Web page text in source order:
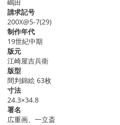
嶋田
請求記号
200X@5-7(29)
制作年代
19世紀中期
版元
江崎屋吉兵衛
版型
間判錦絵 63枚
寸法
24.3×34.8
署名
広重画、一立斎